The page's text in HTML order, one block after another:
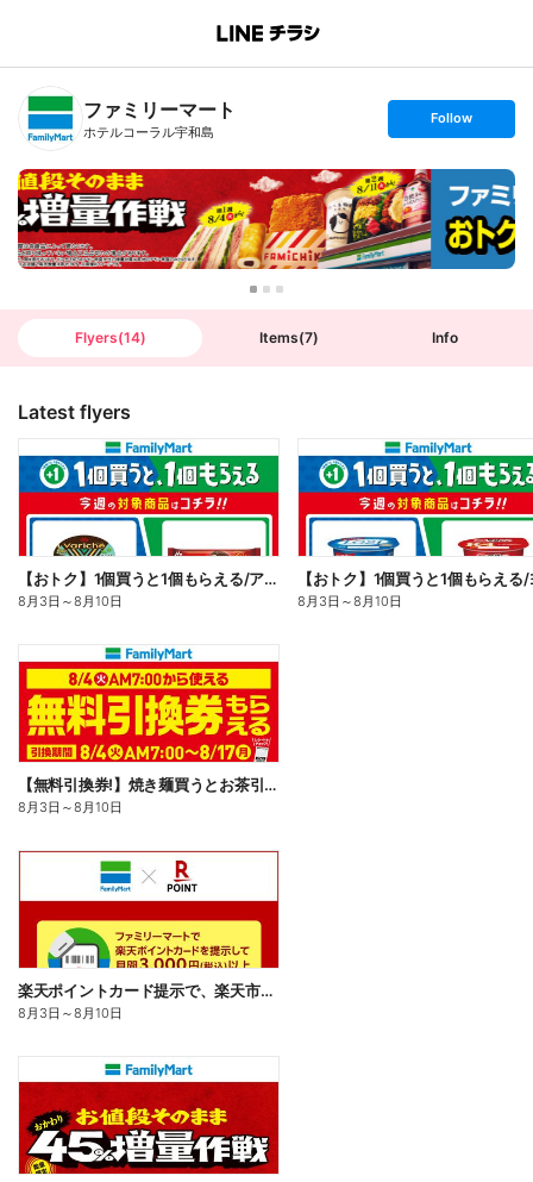
B
n
T
ファミリーマート
ホテルコーラル宇和島
s
t
o
l
w
Follow
Flyers(14) Items(7) Info
Latest flyers
【おトク】1個買うと1個もらえる/アイス
8月3日 ～8月10日 8月3日 ～8月10日
【無料引換券!】焼き麺買うとお茶引換券貰える!
8月3日 ～8月10日
楽天ポイントカード提示で、楽天市場でのお買い物がおトクに!
8月3日 ～8月10日